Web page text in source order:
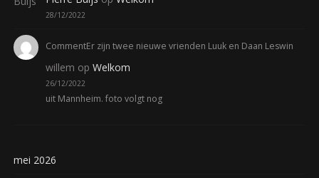
28/12/2022
willem opWelkom
26/12/2022
CommentEr zijn twee nieuwe vrienden Luuk en Daan Leswin
uit Mannheim. foto volgt nog
mei 2026